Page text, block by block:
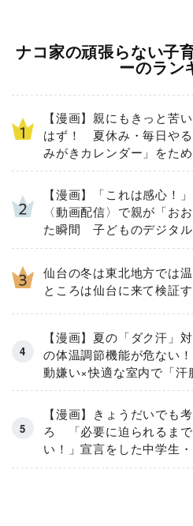
ナコ家の頑張らない子
ーのラン
【漫画】親にもきっと苦
はず！ 夏休み・毎日や
みがきカレンダー」をた
もとその結末
【漫画】「これは感心！
〈動画配信〉で親が「お
た瞬間 子どものデジタ
リテラシー教育の高さが
仙台の冬は東北地方では
ところは仙台に来て検証す
【漫画】夏の「ダク汗」
の体温調節機能が危ない
動嫌い×快適な室内で「汗
【漫画】きょうだいでも
ろ 「必要に迫られるま
い！」宣言をした中学生
い信念